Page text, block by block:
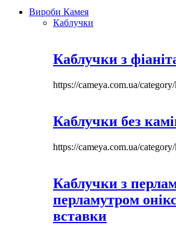
Вироби Камея
Каблучки
Каблучки з
https://cameya.com.ua/
Каблучки без
https://cameya.com.ua/
Каблучки з
перламутром
вставки